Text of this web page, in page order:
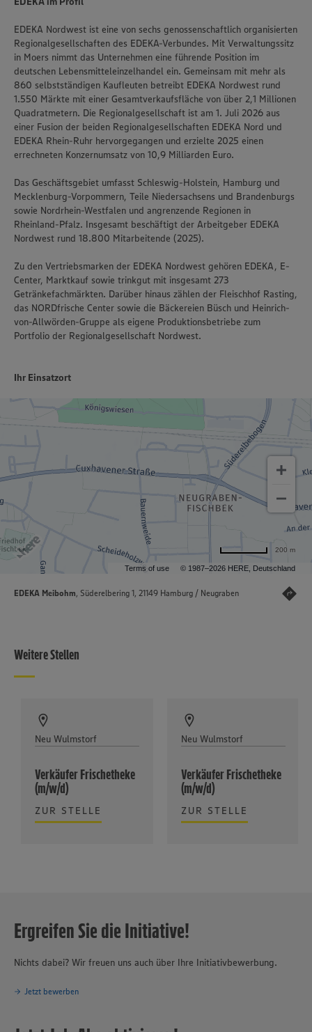
EDEKA Nordwest ist eine von sechs genossenschaftlich organisierten
Regionalgesellschaften des EDEKA-Verbundes. Mit Verwaltungssitz
in Moers nimmt das Unternehmen eine führende Position im
deutschen Lebensmitteleinzelhandel ein. Gemeinsam mit mehr als
860 selbstständigen Kaufleuten betreibt EDEKA Nordwest rund
1.550 Märkte mit einer Gesamtverkaufsfläche von über 2,1 Millionen
Quadratmetern. Die Regionalgesellschaft ist am 1. Juli 2026 aus
einer Fusion der beiden Regionalgesellschaften EDEKA Nord und
EDEKA Rhein-Ruhr hervorgegangen und erzielte 2025 einen
errechneten Konzernumsatz von 10,9 Milliarden Euro.
Das Geschäftsgebiet umfasst Schleswig-Holstein, Hamburg und
Mecklenburg-Vorpommern, Teile Niedersachsens und Brandenburgs
sowie Nordrhein-Westfalen und angrenzende Regionen in
Rheinland-Pfalz. Insgesamt beschäftigt der Arbeitgeber EDEKA
Nordwest rund 18.800 Mitarbeitende (2025).
Zu den Vertriebsmarken der EDEKA Nordwest gehören EDEKA, E-
Center, Marktkauf sowie trinkgut mit insgesamt 273
Getränkefachmärkten. Darüber hinaus zählen der Fleischhof Rasting,
das NORDfrische Center sowie die Bäckereien Büsch und Heinrich-
von-Allwörden-Gruppe als eigene Produktionsbetriebe zum
Portfolio der Regionalgesellschaft Nordwest.
Ihr Einsatzort
Terms of use © 1987–2026 HERE, Deutschland
200 m
EDEKA Meibohm, Süderelbering 1, 21149 Hamburg / Neugraben
Weitere Stellen
Neu Wulmstorf
Verkäufer Frischetheke
(m/w/d)
ZUR STELLE
Neu Wulmstorf
Verkäufer Frischetheke
(m/w/d)
ZUR STELLE
Ergreifen Sie die Initiative!
Nichts dabei? Wir freuen uns auch über Ihre Initiativbewerbung.
Jetzt bewerben